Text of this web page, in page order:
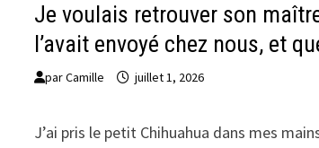
Je voulais retrouver son
l’avait envoyé chez nous, et
parCamille juillet 1, 2026
J’ai pris le petit Chihuahua dans mes